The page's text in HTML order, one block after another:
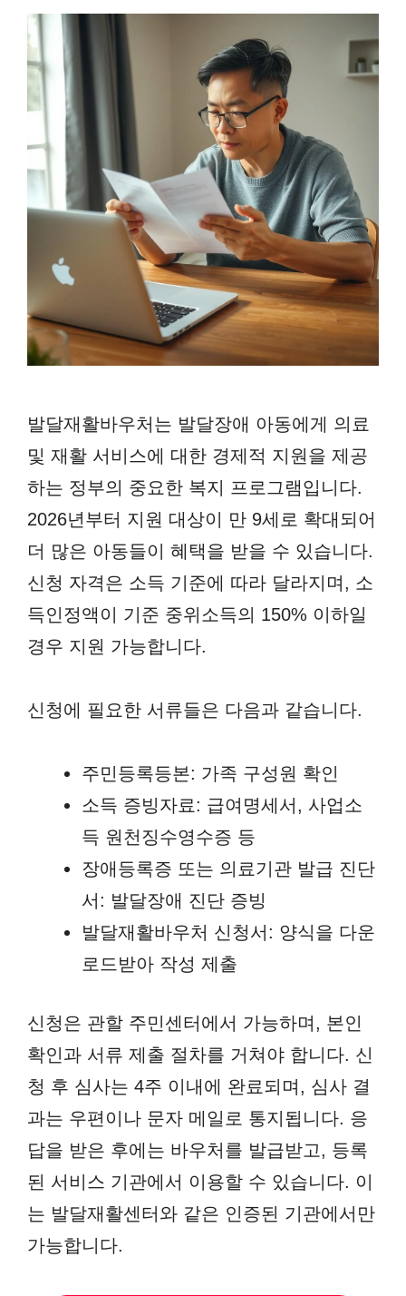
발달재활바우처는 발달장애 아동에게 의료
및 재활 서비스에 대한 경제적 지원을 제공
하는 정부의 중요한 복지 프로그램입니다.
2026년부터 지원 대상이 만 9세로 확대되어
더 많은 아동들이 혜택을 받을 수 있습니다.
신청 자격은 소득 기준에 따라 달라지며, 소
득인정액이 기준 중위소득의 150% 이하일
경우 지원 가능합니다.
신청에 필요한 서류들은 다음과 같습니다.
주민등록등본: 가족 구성원 확인
소득 증빙자료: 급여명세서, 사업소
득 원천징수영수증 등
장애등록증 또는 의료기관 발급 진단
서: 발달장애 진단 증빙
발달재활바우처 신청서: 양식을 다운
로드받아 작성 제출
신청은 관할 주민센터에서 가능하며, 본인
확인과 서류 제출 절차를 거쳐야 합니다. 신
청 후 심사는 4주 이내에 완료되며, 심사 결
과는 우편이나 문자 메일로 통지됩니다. 응
답을 받은 후에는 바우처를 발급받고, 등록
된 서비스 기관에서 이용할 수 있습니다. 이
는 발달재활센터와 같은 인증된 기관에서만
가능합니다.